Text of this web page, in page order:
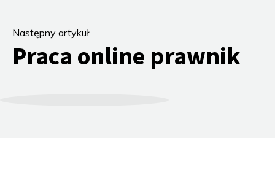
Następny artykuł
Praca online prawnik